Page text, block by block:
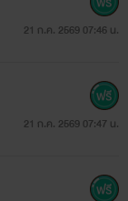
21 ก.ค. 2569 07:46 น.
21 ก.ค. 2569 07:47 น.